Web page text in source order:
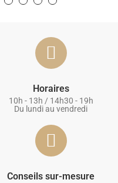
Horaires
10h - 13h / 14h30 - 19h
Du lundi au vendredi
Conseils sur-mesure